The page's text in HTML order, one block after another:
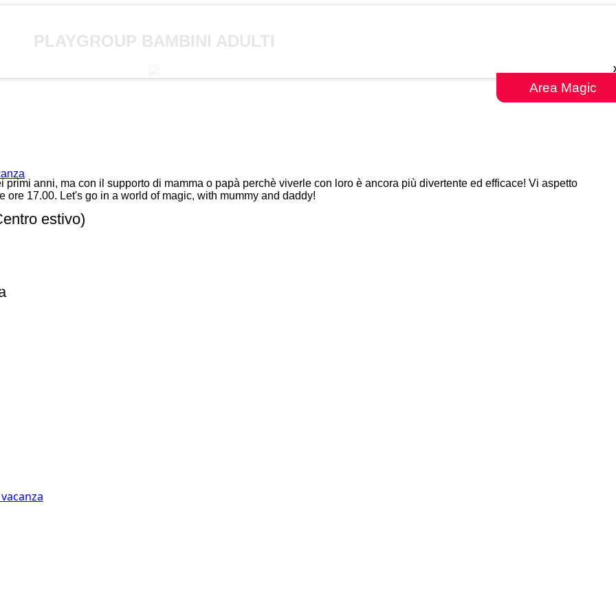
Area Magic
PLAYGROUP BAMBINI ADULTI
anni, ma con il supporto di mamma o papà perchè viverle con loro è ancora più divertente ed efficace! Vi aspetto
17.00. Let's go in a world of magic, with mummy and daddy!
estivo)